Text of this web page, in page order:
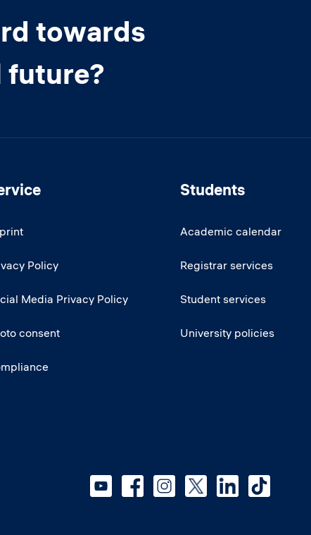
towards
future?
Policy
Media Privacy Policy
consent
Students
Academic calendar
Registrar services
Student services
University policies